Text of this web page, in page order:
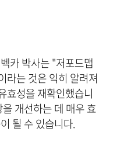
카 박사는 "저포드맵
라는 것은 익히 알려져
효성을 재확인했습니
개선하는 데 매우 효
될 수 있습니다.